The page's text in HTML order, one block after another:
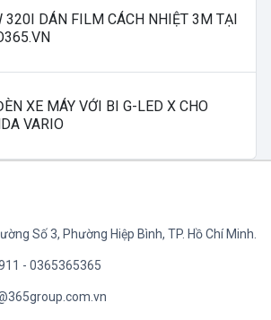
320I DÁN FILM CÁCH NHIỆT 3M TẠI
XE MÁY VỚI BI G-LED X CHO
VARIO
Số 3, Phường Hiệp Bình, TP. Hồ Chí Minh.
- 0365365365